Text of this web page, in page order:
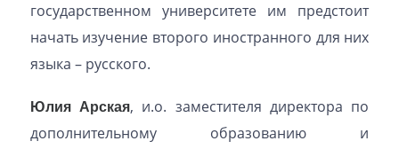
государственном университете им предстоит
начать изучение второго иностранного для них
языка – русского.
Юлия Арская, и.о. заместителя директора по
дополнительному образованию и